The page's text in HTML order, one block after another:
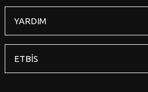
YARDIM
ETBİS